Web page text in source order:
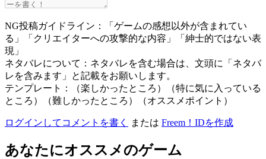
NG投稿ガイドライン：「ゲームの感想以外が含まれてい
る」「クリエイターへの攻撃的な内容」「紳士的ではない表
現」
ネタバレについて：ネタバレを含む場合は、文頭に「ネタバ
レを含みます」と記載をお願いします。
テンプレート：（楽しかったところ）（特に気に入っている
ところ）（難しかったところ）（オススメポイント）
ログインしてコメントを書く または Freem！IDを作成
あなたにオススメのゲーム